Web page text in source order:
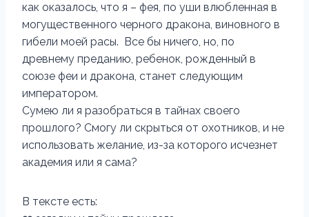
как оказалось, что я – фея, по уши влюбленная в
могущественного черного дракона, виновного в
гибели моей расы. Все бы ничего, но, по
древнему преданию, ребенок, рожденный в
союзе феи и дракона, станет следующим
императором.
Сумею ли я разобраться в тайнах своего
прошлого? Смогу ли скрыться от охотников, и не
использовать желание, из-за которого исчезнет
академия или я сама?
В тексте есть: